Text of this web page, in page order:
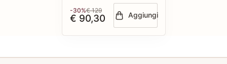
-30%€ 129
€ 90,30 Aggiungi